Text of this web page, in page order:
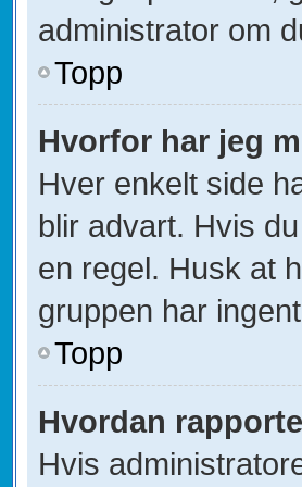
administrator om
Topp
Hvorfor har jeg
Hver enkelt side
blir advart. Hvis
en regel. Husk at
gruppen har
Topp
Hvordan
Hvis